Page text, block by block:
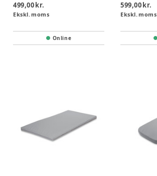
499,00 kr.
Ekskl. moms
Online
599,00 kr.
Ekskl. moms